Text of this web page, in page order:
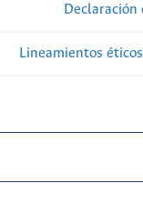
Lineamientos